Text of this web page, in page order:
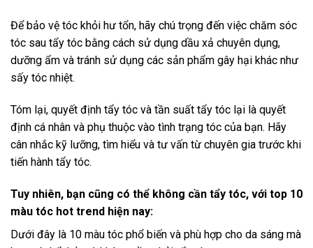
Để bảo vệ tóc khỏi hư tổn, hãy chú trọng đến việc chăm sóc
tóc sau tẩy tóc bằng cách sử dụng dầu xả chuyên dụng,
dưỡng ẩm và tránh sử dụng các sản phẩm gây hại khác như
sấy tóc nhiệt.
Tóm lại, quyết định tẩy tóc và tần suất tẩy tóc lại là quyết
định cá nhân và phụ thuộc vào tình trạng tóc của bạn. Hãy
cân nhắc kỹ lưỡng, tìm hiểu và tư vấn từ chuyên gia trước khi
tiến hành tẩy tóc.
Tuy nhiên, bạn cũng có thể không cần tẩy tóc, với top 10
màu tóc hot trend hiện nay:
Dưới đây là 10 màu tóc phổ biến và phù hợp cho da sáng mà